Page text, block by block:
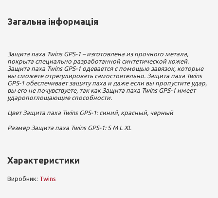
Загальна інформація
Защита паха Twins GPS-1 – изготовлена из прочного метала,
покрыта специально разработанной синтетической кожей.
Защита паха Twins GPS-1 одевается с помощью завязок, которые
вы сможете отрегулировать самостоятельно. Защита паха Twins
GPS-1 обеспечивает защиту паха и даже если вы пропустите удар,
вы его не почувствуете, так как Защита паха Twins GPS-1 имеет
ударопоглощающие способности.
Цвет Защита паха Twins GPS-1: синий, красный, черный
Размер Защита паха Twins GPS-1: S M L XL
Характеристики
Виробник: Twins